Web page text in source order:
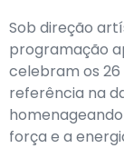
Sob direção
programação
celebram os
referência na
força e a